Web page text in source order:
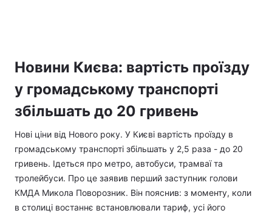
Новини Києва: вартість проїзду
у громадському транспорті
збільшать до 20 гривень
Нові ціни від Нового року. У Києві вартість проїзду в
громадському транспорті збільшать у 2,5 раза - до 20
гривень. Ідеться про метро, автобуси, трамваї та
тролейбуси. Про це заявив перший заступник голови
КМДА Микола Поворозник. Він пояснив: з моменту, коли
в столиці востаннє встановлювали тариф, усі його